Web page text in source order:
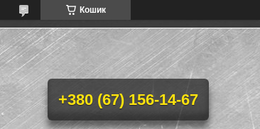
Кошик
+380 (67) 156-14-67